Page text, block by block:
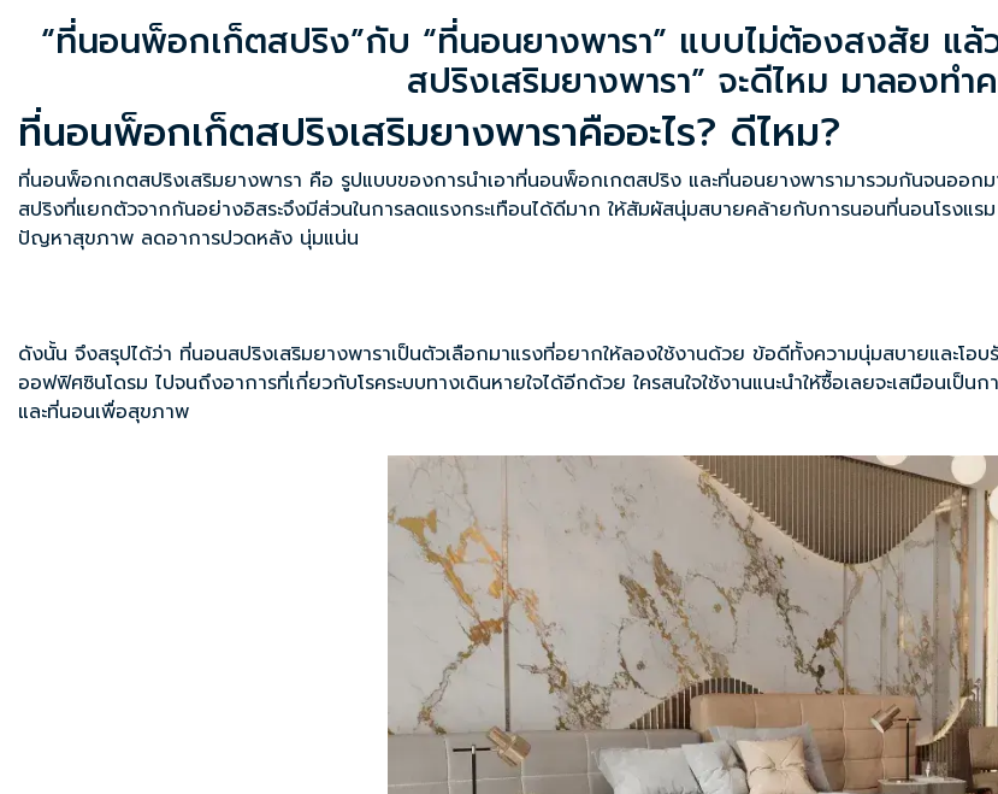
“ที่นอนพ็อกเก็ตสปริง”กับ “ที่นอนยางพารา” แบบไม่ต้องสงสัย แ
สปริงเสริมยางพารา” จะดีไหม มาลองทำ
ที่นอนพ็อกเก็ตสปริงเสริมยางพาราคืออะไร? ดีไหม?
ที่นอนพ็อกเกตสปริงเสริมยางพารา คือ รูปแบบของการนำเอาที่นอนพ็อกเกตสปริง และที่นอนยางพารามารวมกันจนออก
สปริงที่แยกตัวจากกันอย่างอิสระจึงมีส่วนในการลดแรงกระเทือนได้ดีมาก ให้สัมผัสนุ่มสบายคล้ายกับการนอนที่นอนโรงแ
ปัญหาสุขภาพ ลดอาการปวดหลัง นุ่มแน่น
ดังนั้น จึงสรุปได้ว่า ที่นอนสปริงเสริมยางพาราเป็นตัวเลือกมาแรงที่อยากให้ลองใช้งานด้วย ข้อดีทั้งความนุ่มสบายและ
ออฟฟิศซินโดรม ไปจนถึงอาการที่เกี่ยวกับโรคระบบทางเดินหายใจได้อีกด้วย ใครสนใจใช้งานแนะนำให้ซื้อเลยจะเสมือนเ
และที่นอนเพื่อสุขภาพ